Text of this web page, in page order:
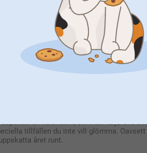
planer för det kommande året och se fram
för varje ändamål
efter en kalender för jobbet eller
som hjälper dig hålla koll på viktiga
koll på alla vänners och
av kalendern, som att välja alla
tillfällen du inte vill glömma.
året runt.